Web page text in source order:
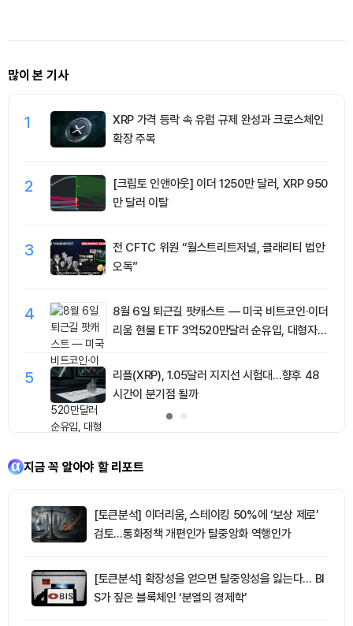
많이 본 기사
1
XRP 가격 등락 속 유럽 규제 완성과 크로스체인
확장 주목
2
[크립토 인앤아웃] 이더 1250만 달러, XRP 950
만 달러 이탈
3
전 CFTC 위원 “월스트리트저널, 클래리티 법안
오독”
4
8월 6일 퇴근길 팟캐스트 — 미국 비트코인·이더
리움 현물 ETF 3억520만달러 순유입, 대형자산
5
리플(XRP), 1.05달러 지지선 시험대…향후 48
시간이 분기점 될까
지금 꼭 알아야 할 리포트
[토큰분석] 이더리움, 스테이킹 50%에 ‘보상 제로’
검토…통화정책 개편인가 탈중앙화 역행인가
[토큰분석] 확장성을 얻으면 탈중앙성을 잃는다… BI
S가 짚은 블록체인 ‘분열의 경제학’